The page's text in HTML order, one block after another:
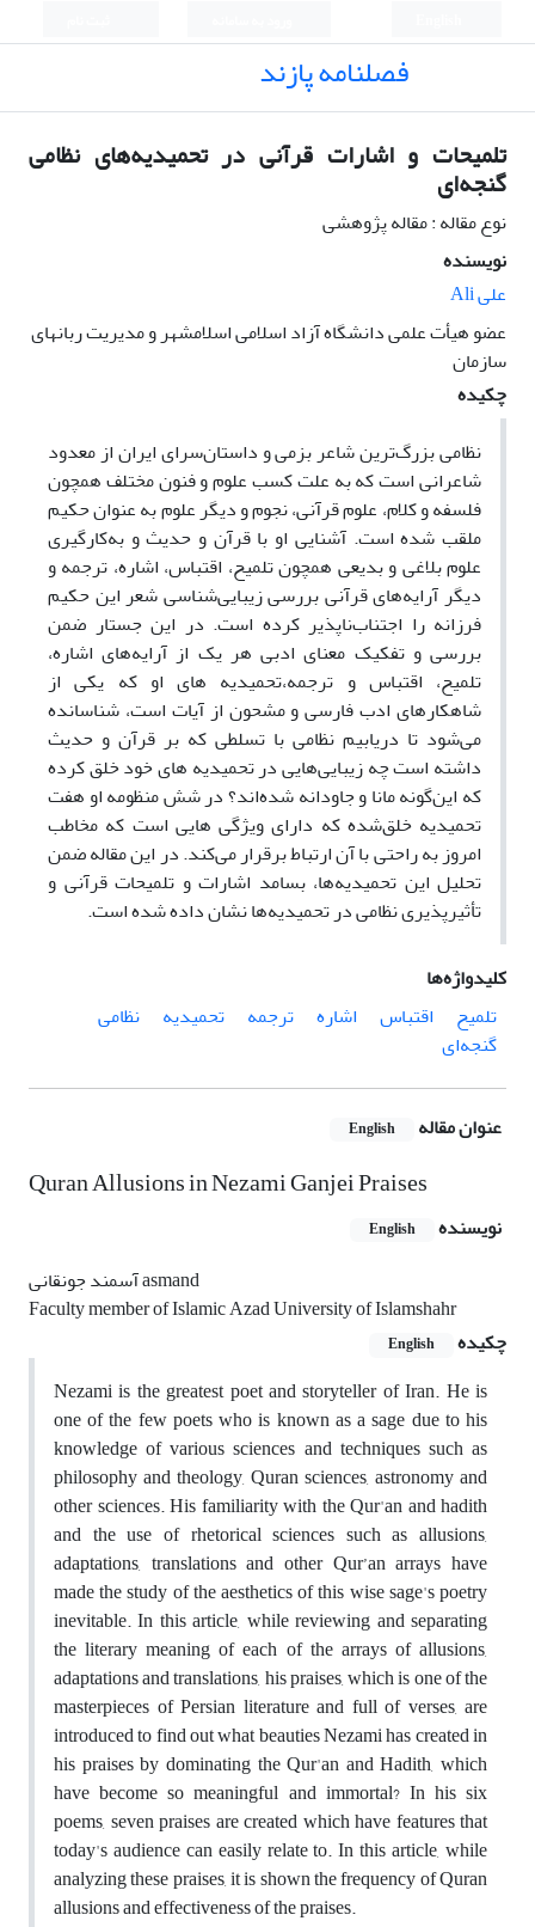
فصلنامه پازند
تلمیحات و اشارات قرآنی در تحمیدیه‌های نظامی
گنجه‌ای
نوع مقاله : مقاله پژوهشی
نویسنده
علی Ali
عضو هیأت علمی دانشگاه آزاد اسلامی اسلامشهر و مدیریت ربانهای
سازمان
چکیده
نظامی بزرگ‌ترین شاعر بزمی و داستان‌سرای ایران از معدود
شاعرانی است که به علت کسب علوم و فنون مختلف همچون
فلسفه و کلام، علوم قرآنی، نجوم و دیگر علوم به‌ عنوان حکیم
ملقب شده است. آشنایی او با قرآن و حدیث و به‌کارگیری
علوم بلاغی و بدیعی همچون تلمیح، اقتباس، اشاره، ترجمه و
دیگر آرایه‌های قرآنی بررسی زیبایی‌شناسی شعر این حکیم
فرزانه را اجتناب‌ناپذیر کرده است. در این جستار ضمن
بررسی و تفکیک معنای ادبی هر یک از آرایه‌های اشاره،
تلمیح، اقتباس و ترجمه،تحمیدیه­ های او که یکی از
شاهکارهای ادب فارسی و مشحون از آیات است، شناسانده
می‌شود تا دریابیم نظامی با تسلطی که بر قرآن و حدیث
داشته است چه زیبایی‌هایی در تحمیدیه­ های خود خلق کرده
که این‌گونه مانا و جاودانه شده‌اند؟ در شش منظومه او هفت
تحمیدیه خلق‌شده که دارای ویژگی‎ هایی است که مخاطب
امروز به ‌راحتی با آن‌ ارتباط برقرار می‌کند. در این مقاله ضمن
تحلیل این تحمیدیه‌ها، بسامد اشارات و تلمیحات قرآنی و
تأثیرپذیری نظامی در تحمیدیه‌ها نشان داده‌ شده است.
کلیدواژه‌ها
تلمیح
اقتباس اشاره ترجمه تحمیدیه
نظامی
گنجه‌ای
عنوان مقاله English
Quran Allusions in Nezami Ganjei Praises
نویسنده English
آسمند جونقانی asmand
Faculty member of Islamic Azad University of Islamshahr
چکیده
English
Nezami is the greatest poet and storyteller of Iran. He is
one of the few poets who is known as a sage due to his
knowledge of various sciences and techniques such as
philosophy and theology, Quran sciences, astronomy and
other sciences. His familiarity with the Qur'an and hadith
and the use of rhetorical sciences such as allusions,
adaptations, translations and other Qur’an arrays have
made the study of the aesthetics of this wise sage's poetry
inevitable. In this article, while reviewing and separating
the literary meaning of each of the arrays of allusions,
adaptations and translations, his praises, which is one of the
masterpieces of Persian literature and full of verses, are
introduced to find out what beauties Nezami has created in
his praises by dominating the Qur'an and Hadith, which
have become so meaningful and immortal? In his six
poems, seven praises are created which have features that
today's audience can easily relate to. In this article, while
analyzing these praises, it is shown the frequency of Quran
allusions and effectiveness of the praises.